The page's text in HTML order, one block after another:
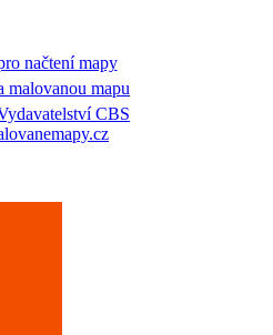
načtení mapy
CBS